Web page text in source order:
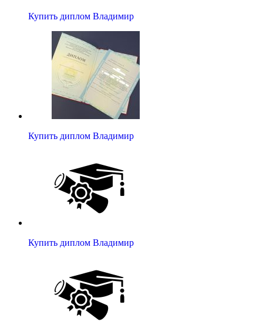
Купить диплом Владимир
Купить диплом Владимир
Купить диплом Владимир